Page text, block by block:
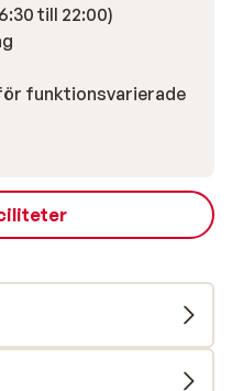
till 22:00)
funktionsvarierade